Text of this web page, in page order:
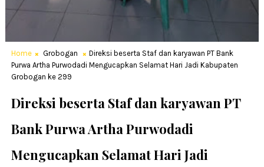
Home Grobogan
Direksi beserta Staf dan karyawan PT Bank
Purwa Artha Purwodadi Mengucapkan Selamat Hari Jadi Kabupaten
Grobogan ke 299
Direksi beserta Staf dan karyawan PT
Bank Purwa Artha Purwodadi
Mengucapkan Selamat Hari Jadi